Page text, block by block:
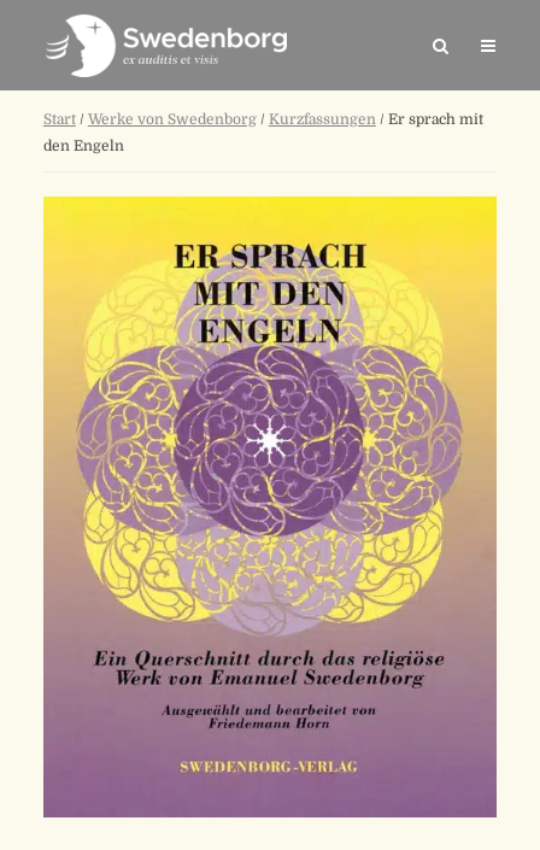
Start/ Werke von Swedenborg/ Kurzfassungen/ Er sprach mit
den Engeln